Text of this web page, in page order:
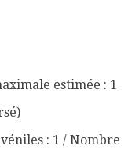
estimée : 1
: 1 / Nombre